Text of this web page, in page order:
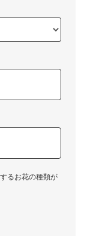
るお花の種類が